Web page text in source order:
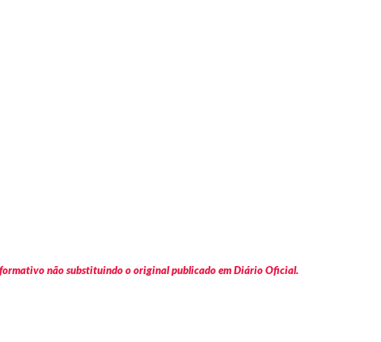
não substituindo o original publicado em Diário Oficial.